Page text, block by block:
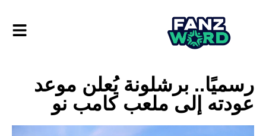
رسميًا.. برشلونة يُعلن موعد
عودته إلى ملعب كامب نو